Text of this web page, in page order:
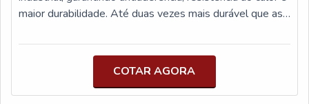
objetivo é disponibilizar sempre a melhor opção para o
cliente final. A equipe é formada por profissionais com
satisfação em melhor atender.QUALIDADE
COMPROVADA NO SEGMENTOSomente na Etiquetas
Ãncora tem o que há de melhor no ramo de fabricação
maior durabilidade. Até duas vezes mais durável que as
setup, economia de energia, selagem uniforme, fácil
fricção do Teflon com a resistência mecânica do bronze, é
ideal para seladoras, prensas e máquinas de embalagem
COTAR AGORA